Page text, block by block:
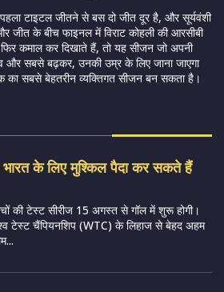
टाइटल जीतने से बस दो जीत दूर है, और सूर्यवंशी
के बीच फाइनल में विराट कोहली की आरसीबी
कमाल कर दिखाते हैं, तो यह सीजन जो अपनी
और सबसे बढ़कर, उनकी उम्र के लिए जाना जाएगा
सबसे बेहतरीन व्यक्तिगत सीजन बन सकता है।
भारत के लिए मुश्किल पैदा कर सकते हैं
की टेस्ट सीरीज 15 अगस्त से गॉल में शुरू होगी।
टेस्ट चैंपियनशिप (WTC) के लिहाज से बेहद अहम